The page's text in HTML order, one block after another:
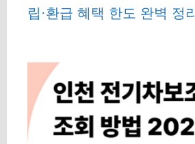
립·환급 혜택 한도 완벽 정리